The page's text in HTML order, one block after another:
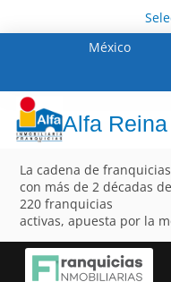
México
Alfa
La cadena de
con más de 2 décadas
220 franquicias
activas, apuesta por la